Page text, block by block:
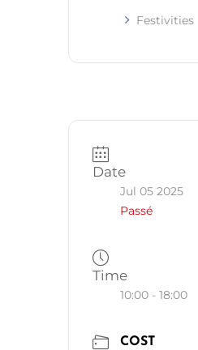
Festivities
Date
Jul 05 2025
Passé
Time
10:00 - 18:00
COST